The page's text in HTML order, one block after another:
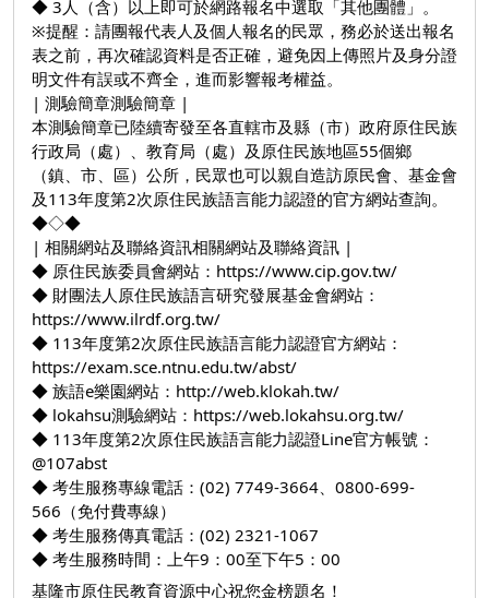
◆ 3人（含）以上即可於網路報名中選取「其他團體」。
※提醒：請團報代表人及個人報名的民眾，務必於送出報名
表之前，再次確認資料是否正確，避免因上傳照片及身分證
明文件有誤或不齊全，進而影響報考權益。
| 測驗簡章測驗簡章 |
本測驗簡章已陸續寄發至各直轄市及縣（市）政府原住民族
行政局（處）、教育局（處）及原住民族地區55個鄉
（鎮、市、區）公所，民眾也可以親自造訪原民會、基金會
及113年度第2次原住民族語言能力認證的官方網站查詢。
◆◇◆
| 相關網站及聯絡資訊相關網站及聯絡資訊 |
◆ 原住民族委員會網站： https://www.cip.gov.tw/
◆ 財團法人原住民族語言研究發展基金會網站：
https://www.ilrdf.org.tw/
◆ 113年度第2次原住民族語言能力認證官方網站：
https://exam.sce.ntnu.edu.tw/abst/
◆ 族語e樂園網站： http://web.klokah.tw/
◆ lokahsu測驗網站： https://web.lokahsu.org.tw/
◆ 113年度第2次原住民族語言能力認證Line官方帳號：
@107abst
◆ 考生服務專線電話：(02) 7749-3664、0800-699-
566（免付費專線）
◆ 考生服務傳真電話：(02) 2321-1067
◆ 考生服務時間：上午9：00至下午5：00
基隆市原住民教育資源中心祝您金榜題名！